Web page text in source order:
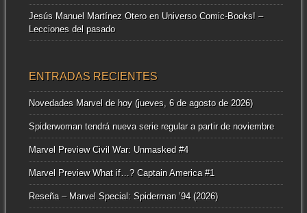
Jesús Manuel Martínez Oteroen Universo Comic-Books! –
Lecciones del pasado
ENTRADAS RECIENTES
Novedades Marvel de hoy (jueves, 6 de agosto de 2026)
Spiderwoman tendrá nueva serie regular a partir de noviembre
Marvel Preview Civil War: Unmasked #4
Marvel Preview What if…? Captain America #1
Reseña – Marvel Special: Spiderman ’94 (2026)